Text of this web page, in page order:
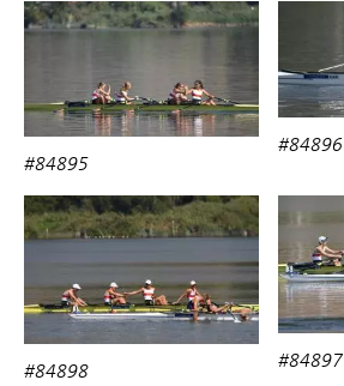
#84895
#84896
#84898 #84897